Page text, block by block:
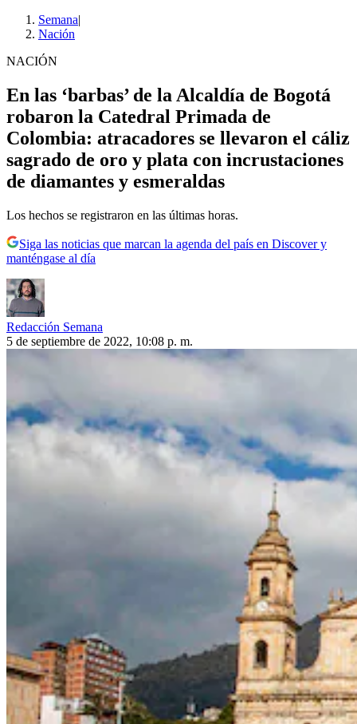
Semana|
Nación
NACIÓN
En las ‘barbas’ de la Alcaldía de Bogotá
robaron la Catedral Primada de
Colombia: atracadores se llevaron el cáliz
sagrado de oro y plata con incrustaciones
de diamantes y esmeraldas
Los hechos se registraron en las últimas horas.
Siga las noticias que marcan la agenda del país en Discover y
manténgase al día
Redacción Semana
5 de septiembre de 2022, 10:08 p. m.